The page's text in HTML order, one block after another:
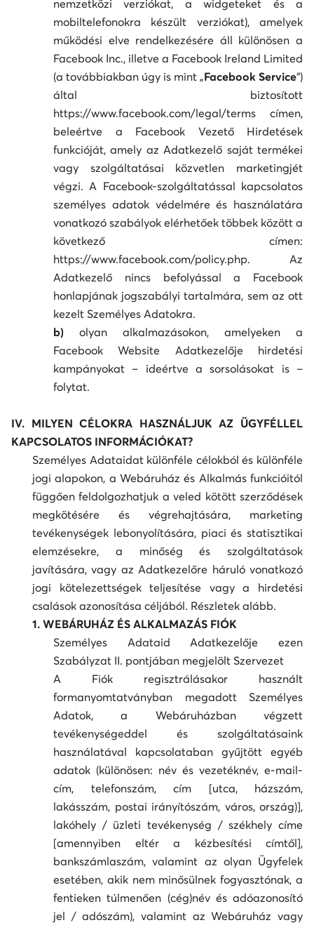
nemzetközi verziókat, a widgeteket és a
mobiltelefonokra készült verziókat), amelyek
működési elve rendelkezésére áll különösen a
Facebook Inc., illetve a Facebook Ireland Limited
(a továbbiakban úgy is mint „Facebook Service”)
által biztosított
https://www.facebook.com/legal/terms címen,
beleértve a Facebook Vezető Hirdetések
funkcióját, amely az Adatkezelő saját termékei
vagy szolgáltatásai közvetlen marketingjét
végzi. A Facebook-szolgáltatással kapcsolatos
személyes adatok védelmére és használatára
vonatkozó szabályok elérhetőek többek között a
következő címen:
https://www.facebook.com/policy.php. Az
Adatkezelő nincs befolyással a Facebook
honlapjának jogszabályi tartalmára, sem az ott
kezelt Személyes Adatokra.
b) olyan alkalmazásokon, amelyeken a
Facebook Website Adatkezelője hirdetési
kampányokat – ideértve a sorsolásokat is –
folytat.
IV. MILYEN CÉLOKRA HASZNÁLJUK AZ ÜGYFÉLLEL
KAPCSOLATOS INFORMÁCIÓKAT?
Személyes Adataidat különféle célokból és különféle
jogi alapokon, a Webáruház és Alkalmás funkcióitól
függően feldolgozhatjuk a veled kötött szerződések
megkötésére és végrehajtására, marketing
tevékenységek lebonyolítására, piaci és statisztikai
elemzésekre, a minőség és szolgáltatások
javítására, vagy az Adatkezelőre háruló vonatkozó
jogi kötelezettségek teljesítése vagy a hirdetési
csalások azonosítása céljából. Részletek alább.
1. WEBÁRUHÁZ ÉS ALKALMAZÁS FIÓK
Személyes Adataid Adatkezelője ezen
Szabályzat II. pontjában megjelölt Szervezet
A Fiók regisztrálásakor használt
formanyomtatványban megadott Személyes
Adatok, a Webáruházban végzett
tevékenységeddel és szolgáltatásaink
használatával kapcsolataban gyűjtött egyéb
adatok (különösen: név és vezetéknév, e-mail-
cím, telefonszám, cím [utca, házszám,
lakásszám, postai irányítószám, város, ország)],
lakóhely / üzleti tevékenység / székhely címe
[amennyiben eltér a kézbesítési címtől],
bankszámlaszám, valamint az olyan Ügyfelek
esetében, akik nem minősülnek fogyasztónak, a
fentieken túlmenően (cég)név és adóazonosító
jel / adószám), valamint az Webáruház vagy